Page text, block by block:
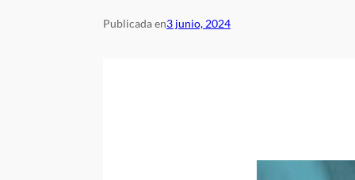
Publicada en3 junio, 2024